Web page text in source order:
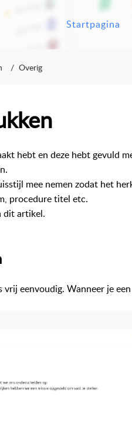
Startpagina
Overig
hebt en deze hebt gevuld
mee nemen zodat het
procedure titel etc.
dit artikel.
vrij eenvoudig. Wanneer je